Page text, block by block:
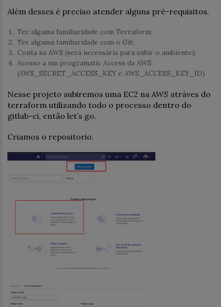
Além desses é preciso atender alguns pré-requisitos.
Ter alguma familiaridade com Terraform;
Ter alguma familiaridade com o Git;
Conta na AWS (será necessária para subir o ambiente);
Acesso a um programatic Access da AWS
(AWS_SECRET_ACCESS_KEY e AWS_ACCESS_KEY_ID).
Nesse projeto subiremos uma EC2 na AWS atráves do
terraform utilizando todo o processo dentro do
gitlab-ci, então let’s go.
Criamos o repositorio.